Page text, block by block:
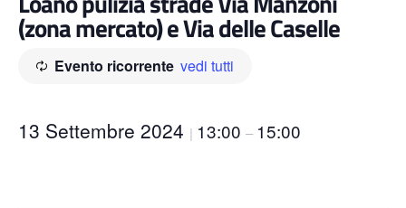
(zona mercato) e Via delle Caselle
Evento ricorrente vedi tutti
13 Settembre 2024 | 13:00 – 15:00